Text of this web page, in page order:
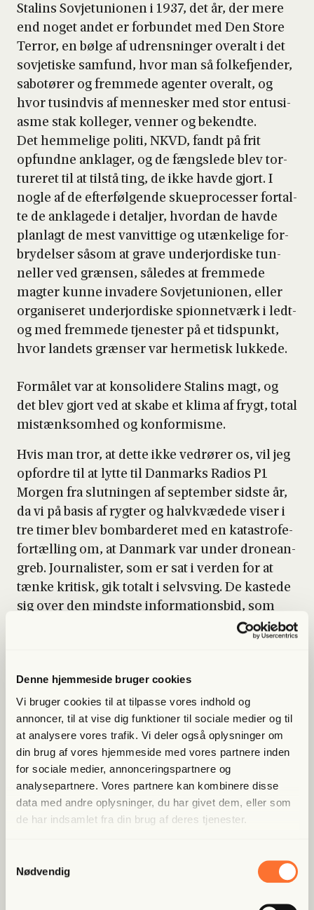
Denne hjemmeside bruger cookies
Vi bruger cookies til at tilpasse vores indhold og
annoncer, til at vise dig funktioner til sociale medier og til
at analysere vores trafik. Vi deler også oplysninger om
din brug af vores hjemmeside med vores partnere inden
for sociale medier, annonceringspartnere og
analysepartnere. Vores partnere kan kombinere disse
data med andre oplysninger, du har givet dem, eller som
de har indsamlet fra din brug af deres tjenester.
Nødvendig
Stal­ins Sov­je­tu­ni­o­nen i 1937, det år, der mere
end noget andet er for­bun­det med Den Sto­re
Ter­ror, en bøl­ge af udrens­nin­ger overalt i det
sov­je­ti­ske sam­fund, hvor man så fol­kefjen­der,
sabo­tø­rer og frem­me­de agen­ter overalt, og
hvor tusind­vis af men­ne­sker med stor entu­si­
as­me stak kol­le­ger, ven­ner og bekend­te.
Det hem­me­li­ge poli­ti, NKVD, fandt på frit
opfund­ne ankla­ger, og de fængs­le­de blev tor­
tu­re­ret til at til­stå ting, de ikke hav­de gjort. I
nog­le af de efter­føl­gen­de sku­e­pro­ces­ser for­tal­
te de ankla­ge­de i detal­jer, hvor­dan de hav­de
plan­lagt de mest van­vit­ti­ge og utæn­ke­li­ge for­
bry­del­ser såsom at gra­ve underjor­di­ske tun­
nel­ler ved græn­sen, såle­des at frem­me­de
mag­ter kun­ne inva­de­re Sov­je­tu­ni­o­nen, eller
orga­ni­se­ret underjor­di­ske spionnet­værk i ledt­
og med frem­me­de tje­ne­ster på et tids­punkt,
hvor lan­dets græn­ser var her­me­tisk luk­ke­de.
For­må­let var at kon­so­li­de­re Stal­ins magt, og
det blev gjort ved at ska­be et kli­ma af frygt, total
mistænksom­hed og kon­for­mis­me.
Hvis man tror, at det­te ikke ved­rø­rer os, vil jeg
opfor­dre til at lyt­te til Dan­marks Radios P1
Mor­gen fra slut­nin­gen af sep­tem­ber sid­ste år,
da vi på basis af ryg­ter og halv­kvæ­de­de viser i
tre timer blev bom­bar­de­ret med en kata­stro­fe-
for­tæl­ling om, at Dan­mark var under dro­ne­an­
greb. Jour­na­li­ster, som er sat i ver­den for at
tæn­ke kri­tisk, gik totalt i selvsving. De kaste­de
sig over den mind­ste infor­ma­tions­bid, som
om der var et atom­mis­sil på vej mod Køben­
Stats­mi­ni­ster Met­te Fre­de­rik­sen adva­re­de os
kun har én pri­mær fjen­de, og det er Rusland.
Der­for bør vi være på vagt og gøre præ­cis, som
hun og hen­des rege­ring ønsker. De, der ikke
mak­ker ret eller ikke accep­te­rer for­tæl­lin­gen,
går fjen­dens ærin­de.
Sam­me tea­ter­fo­re­stil­ling fik vi, da gas­rør­led­
Og under pan­de­mi­en greb stats­mi­ni­ste­ren til